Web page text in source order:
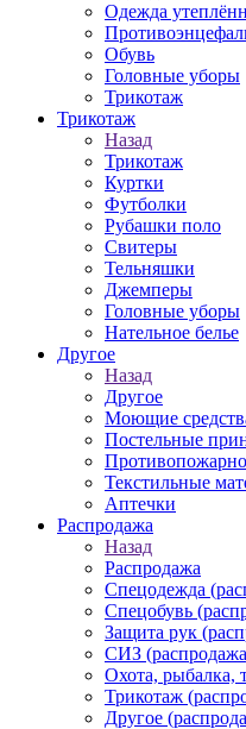
Одежда
Обувь
Головные уборы
Трикотаж
Трикотаж
Назад
Трикотаж
Куртки
Футболки
Рубашки поло
Свитеры
Тельняшки
Джемперы
Головные уборы
Нательное белье
Другое
Назад
Другое
Моющие
Постельные
Текстильные
Аптечки
Распродажа
Назад
Распродажа
Спецодежда
Спецобувь
Защита рук
СИЗ
Охота, рыбалка,
Трикотаж
Другое